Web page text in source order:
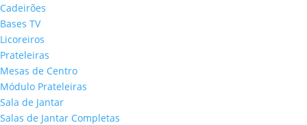
Cadeirões
Bases TV
Licoreiros
Prateleiras
Mesas de Centro
Módulo Prateleiras
Sala de Jantar
Salas de Jantar Completas